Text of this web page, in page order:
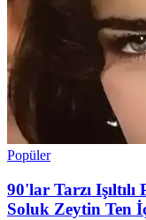
Popüler
90'lar Tarzı
Soluk Zeytin Ten